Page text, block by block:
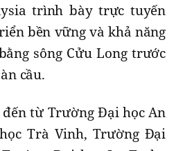
trình bày trực tuyến
bền vững và khả năng
sông Cửu Long trước
cầu.
đến từ Trường Đại học An
Trà Vinh, Trường Đại